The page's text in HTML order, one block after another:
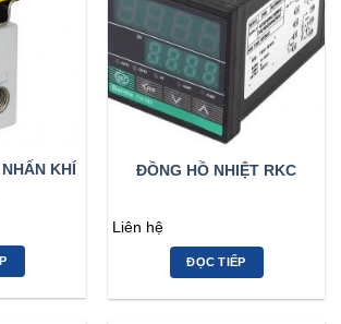
KHÍ
ĐỒNG HỒ NHIỆT RKC
Liên hệ
ĐỌC TIẾP